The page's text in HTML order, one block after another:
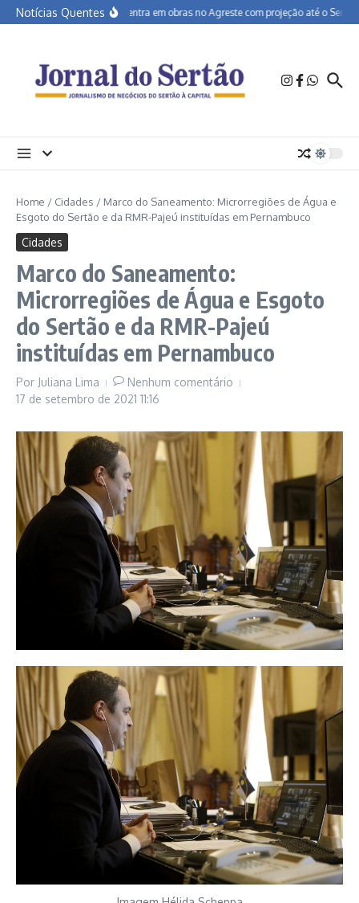
Ir para o conteúdo
Notícias QuentesBR-232 entra em obras no Agreste com projeção até o Sertão
Home / Cidades / Marco do Saneamento: Microrregiões de Água e
Esgoto do Sertão e da RMR-Pajeú instituídas em Pernambuco
Cidades
Marco do Saneamento:
Microrregiões de Água e Esgoto
do Sertão e da RMR-Pajeú
instituídas em Pernambuco
Por Juliana Lima
Nenhum comentário
17 de setembro de 2021 11:16